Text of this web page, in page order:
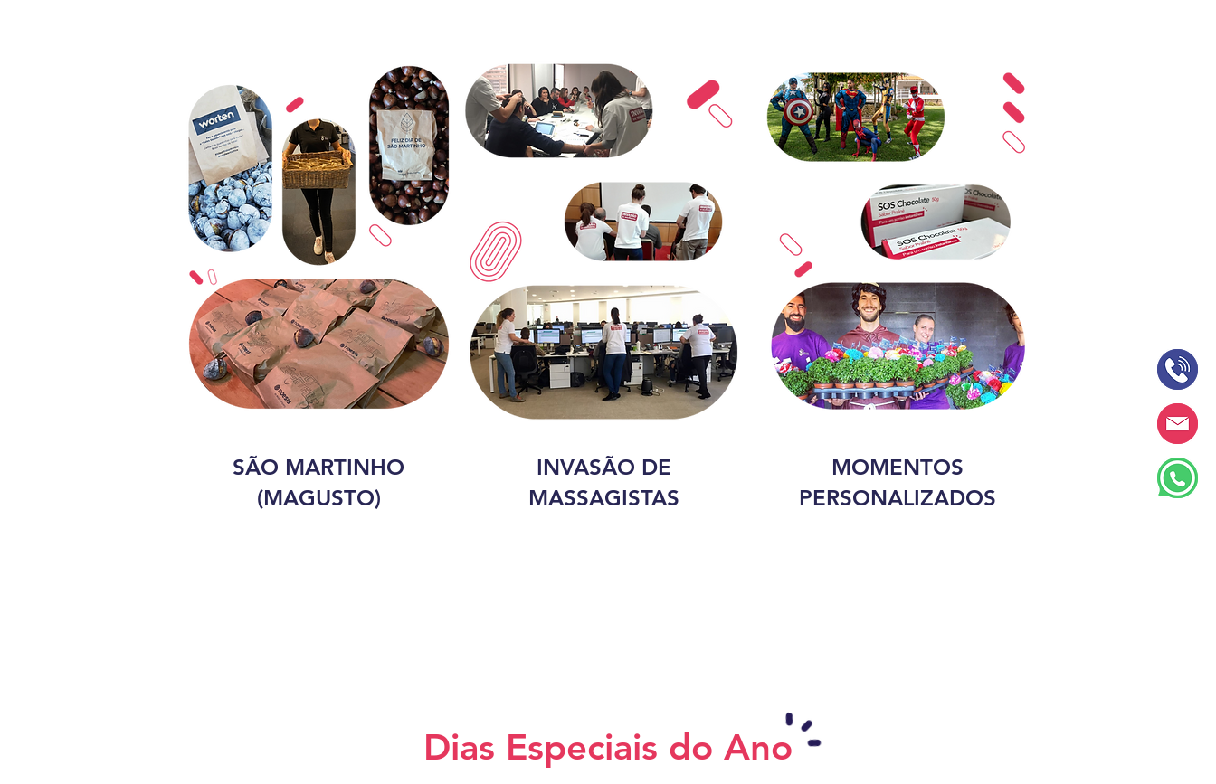
SÃO MARTINHO
(MAGUSTO)
INVASÃO DE
MASSAGISTAS
MOMENTOS
PERSONALIZADOS
Dias Especiais do Ano